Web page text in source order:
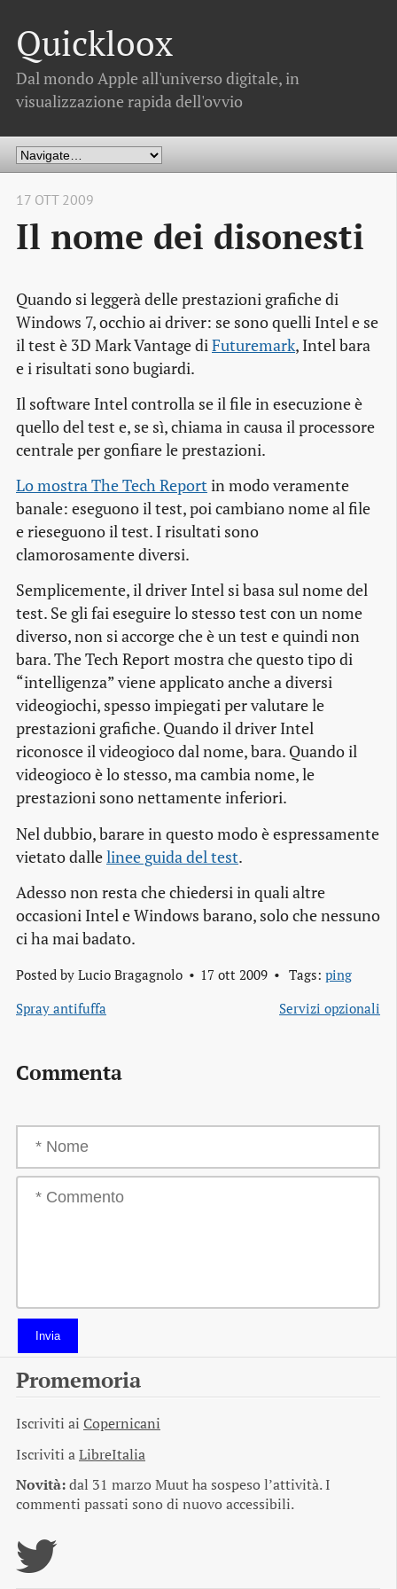
Quickloox
Dal mondo Apple all'universo digitale, in
visualizzazione rapida dell'ovvio
17 OTT 2009
Il nome dei disonesti
Quando si leggerà delle prestazioni grafiche di
Windows 7, occhio aidriver: se sono quelli Intel e se
il test è 3D Mark Vantage diFuturemark, Intel bara
e i risultati sono bugiardi.
Il software Intel controlla se il file in esecuzione è
quello del test e, se sì, chiama in causa il processore
centrale per gonfiare le prestazioni.
Lo mostra The Tech Reportin modo veramente
banale: eseguono il test, poi cambiano nome al file
e rieseguono il test. I risultati sono
clamorosamente diversi.
Semplicemente, ildriver Intel si basa sul nome del
test. Se gli fai eseguire lo stesso test con un nome
diverso, non si accorge che è un test e quindi non
bara. The Tech Report mostra che questo tipo di
“intelligenza” viene applicato anche a diversi
videogiochi, spesso impiegati per valutare le
prestazioni grafiche. Quando ildriver Intel
riconosce il videogioco dal nome, bara. Quando il
videogioco è lo stesso, ma cambia nome, le
prestazioni sono nettamente inferiori.
Nel dubbio, barare in questo modo è espressamente
vietato dallelinee guida del test.
Adesso non resta che chiedersi in quali altre
occasioni Intel e Windows barano, solo che nessuno
ci ha mai badato.
Posted by Lucio Bragagnolo 17 ott 2009 Tags: ping
Spray antifuffa
Servizi opzionali
Commenta
Invia
Promemoria
Iscriviti ai Copernicani
Iscriviti aLibreItalia
Novità:dal 31 marzo Muut ha sospeso l’attività. I
commenti passati sono di nuovo accessibili.